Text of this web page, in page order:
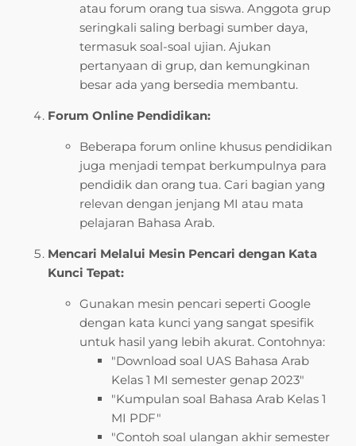
atau forum orang tua siswa. Anggota grup
seringkali saling berbagi sumber daya,
termasuk soal-soal ujian. Ajukan
pertanyaan di grup, dan kemungkinan
besar ada yang bersedia membantu.
Forum Online Pendidikan:
Beberapa forum online khusus pendidikan
juga menjadi tempat berkumpulnya para
pendidik dan orang tua. Cari bagian yang
relevan dengan jenjang MI atau mata
pelajaran Bahasa Arab.
Mencari Melalui Mesin Pencari dengan Kata
Kunci Tepat:
Gunakan mesin pencari seperti Google
dengan kata kunci yang sangat spesifik
untuk hasil yang lebih akurat. Contohnya:
"Download soal UAS Bahasa Arab
Kelas 1 MI semester genap 2023"
"Kumpulan soal Bahasa Arab Kelas 1
MI PDF"
"Contoh soal ulangan akhir semester